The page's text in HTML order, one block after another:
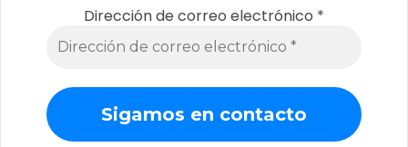
Dirección de correo electrónico *